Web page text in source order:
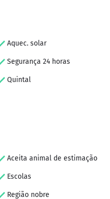
Aquec. solar
Segurança 24 horas
Quintal
Aceita animal de estimação
Escolas
Região nobre